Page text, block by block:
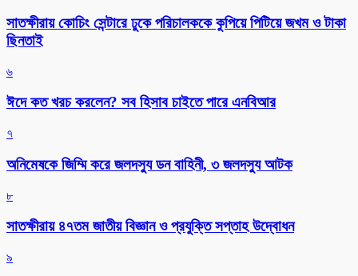
সাতক্ষীরায় কোচিং সেন্টারে ঢুকে পরিচালককে কুপিয়ে পিটিয়ে জখম ও টাকা
ছিনতাই
৬
ঈদে কত খরচ করলেন? সব হিসাব চাইতে পারে এনবিআর
৭
অনিমেষকে জিম্মি করে জলদস্যু ডন বাহিনী, ৩ জলদস্যু আটক
৮
সাতক্ষীরায় ৪৭তম জাতীয় বিজ্ঞান ও প্রযুক্তি সপ্তাহ উদ্বোধন
৯